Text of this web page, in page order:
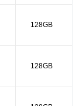
128GB
128GB